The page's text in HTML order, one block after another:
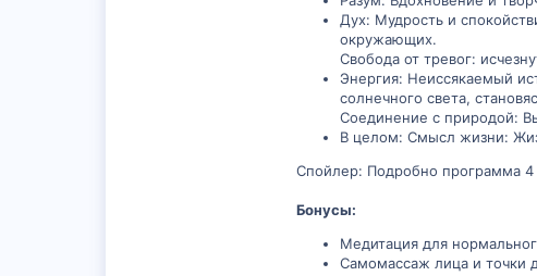
Дух: Мудрость и
окружающих.
Свобода от тревог:
Энергия: Неиссякаемый
солнечного света,
Соединение с природой:
В целом: Смысл жизни:
Спойлер: Подробно программа
Бонусы:
Медитация для
Самомассаж лица и точки